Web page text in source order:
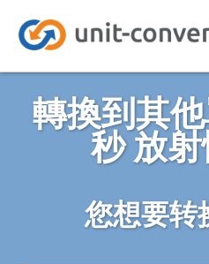
轉換到其
秒 放
您想要转